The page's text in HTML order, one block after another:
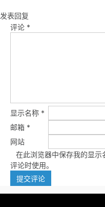
发表回复
评论 *
显示名称 *
邮箱 *
网站
在此浏览器中保存我的显
评论时使用。